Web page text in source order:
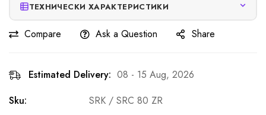
ТЕХНИЧЕСКИ ХАРАКТЕРИСТИКИ
Compare Ask a Question Share
Estimated Delivery: 08 - 15 Aug, 2026
Sku:
SRK / SRC 80 ZR